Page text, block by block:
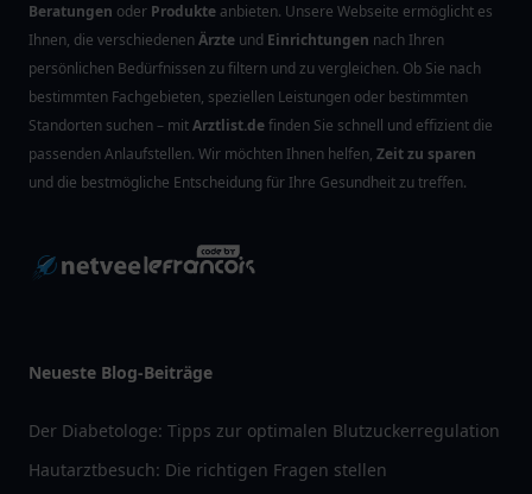
Beratungen oder Produkte anbieten. Unsere Webseite ermöglicht es
Ihnen, die verschiedenenÄrzte und Einrichtungen nach Ihren
persönlichen Bedürfnissen zu filtern und zu vergleichen. Ob Sie nach
bestimmten Fachgebieten, speziellen Leistungen oder bestimmten
Standorten suchen – mitArztlist.definden Sie schnell und effizient die
passenden Anlaufstellen. Wir möchten Ihnen helfen, Zeit zu sparen
und die bestmögliche Entscheidung für Ihre Gesundheit zu treffen.
Neueste Blog-Beiträge
Der Diabetologe: Tipps zur optimalen Blutzuckerregulation
Hautarztbesuch: Die richtigen Fragen stellen